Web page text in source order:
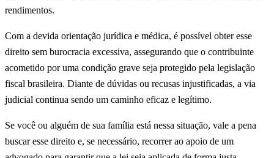
rendimentos.
Com a devida orientação jurídica e médica, é possível obter esse
direito sem burocracia excessiva, assegurando que o contribuinte
acometido por uma condição grave seja protegido pela legislação
fiscal brasileira. Diante de dúvidas ou recusas injustificadas, a via
judicial continua sendo um caminho eficaz e legítimo.
Se você ou alguém de sua família está nessa situação, vale a pena
buscar esse direito e, se necessário, recorrer ao apoio de um